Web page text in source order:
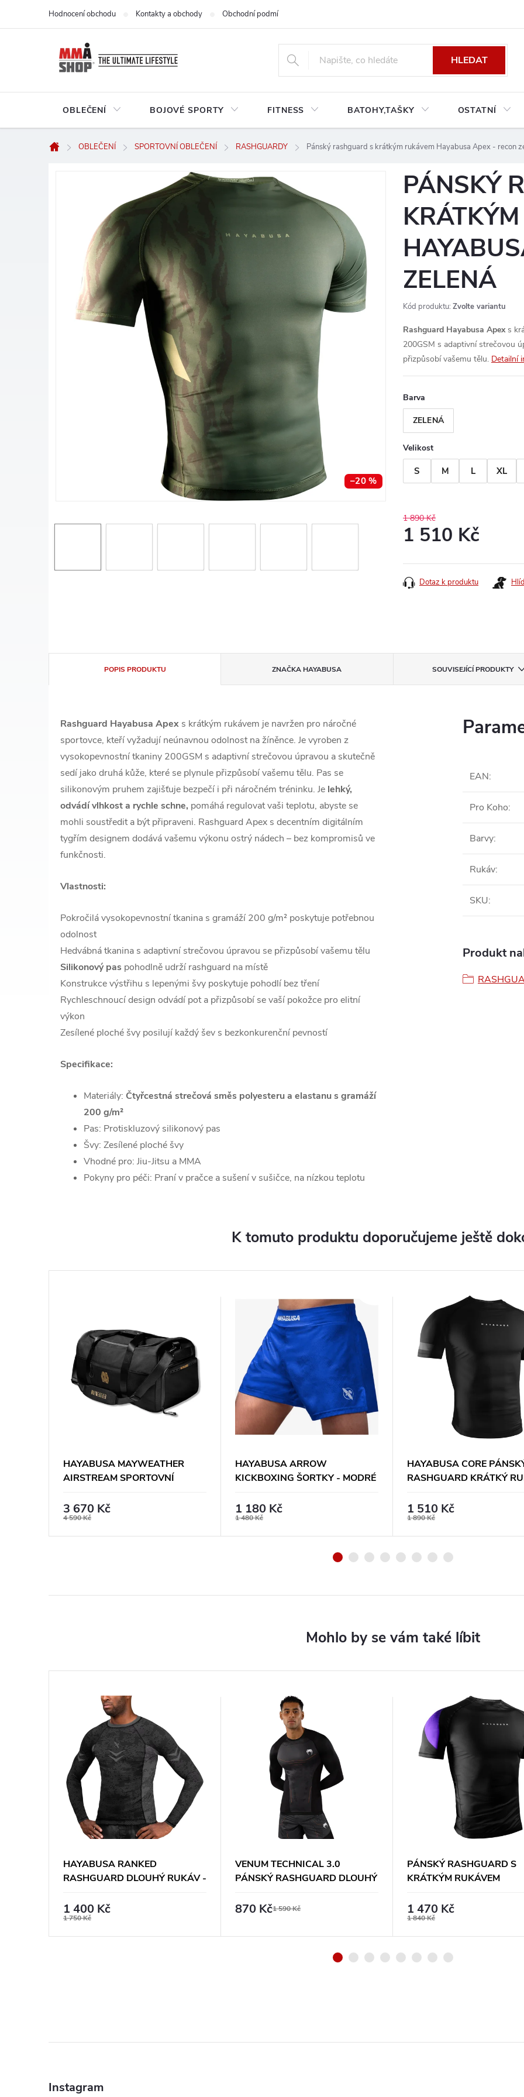
Hodnocení obchodu Kontakty a obchody Obchodní podmínky platné pro Českou a Slovenskou republiku
HLEDAT
OBLEČENÍ BOJOVÉ SPORTY FITNESS BATOHY,TAŠKY OSTATNÍ
Domů
OBLEČENÍ SPORTOVNÍ OBLEČENÍ RASHGUARDY Pánský rashguard s krátkým rukávem Hayabusa Apex - recon
–20 %
PÁNSKÝ
ZELENÁ
Kód produktu: Zvolte variantu
Rashguard Hayabusa Apexs
200GSM s adaptivní strečovou
přizpůsobí vašemu tělu. Detailní
Barva
ZELENÁ
Velikost
S M L XL
1 890 Kč
1 510 Kč
cena:
Dotaz k produktu
POPIS PRODUKTU ZNAČKA HAYABUSA SOUVISEJÍCÍ PRODUKTY
Rashguard Hayabusa Apex s krátkým rukávem je navržen pro náročné
sportovce, kteří vyžadují neúnavnou odolnost na žíněnce. Je vyroben z
vysokopevnostní tkaniny 200GSM s adaptivní strečovou úpravou a skutečně
sedí jako druhá kůže, které se plynule přizpůsobí vašemu tělu. Pas se
silikonovým pruhem zajišťuje bezpečí i při náročném tréninku. Je lehký,
odvádí vlhkost a rychle schne, pomáhá regulovat vaši teplotu, abyste se
mohli soustředit a být připraveni. Rashguard Apex s decentním digitálním
tygřím designem dodává vašemu výkonu ostrý nádech – bez kompromisů ve
funkčnosti.
Vlastnosti:
Pokročilá vysokopevnostní tkanina s gramáží 200 g/m² poskytuje potřebnou
odolnost
Hedvábná tkanina s adaptivní strečovou úpravou se přizpůsobí vašemu tělu
Silikonový pas pohodlně udrží rashguard na místě
Konstrukce výstřihu s lepenými švy poskytuje pohodlí bez tření
Rychleschnoucí design odvádí pot a přizpůsobí se vaší pokožce pro elitní
výkon
Zesílené ploché švy posilují každý šev s bezkonkurenční pevností
Specifikace:
Materiály: Čtyřcestná strečová směs polyesteru a elastanu s gramáží
200 g/m²
Pas: Protiskluzový silikonový pas
Švy: Zesílené ploché švy
Vhodné pro: Jiu-Jitsu a MMA
Pokyny pro péči: Praní v pračce a sušení v sušičce, na nízkou teplotu
EAN:
Pro Koho:
Barvy:
Rukáv:
SKU:
Produkt
K tomuto produktu doporučujeme ještě
HAYABUSA MAYWEATHER
AIRSTREAM SPORTOVNÍ
3 670 Kč
4 590 Kč
HAYABUSA ARROW
KICKBOXING ŠORTKY - MODRÉ
1 180 Kč
1 480 Kč
HAYABUSA CORE
RASHGUARD KRÁTKÝ
1 510 Kč
1 890 Kč
HAYABUSA RANKED
RASHGUARD DLOUHÝ RUKÁV -
1 400 Kč
1 750 Kč
VENUM TECHNICAL 3.0
PÁNSKÝ RASHGUARD DLOUHÝ
870 Kč1 590 Kč
PÁNSKÝ RASHGUARD S
KRÁTKÝM RUKÁVEM
FIALOVÝ
1 470 Kč
1 840 Kč
Instagram